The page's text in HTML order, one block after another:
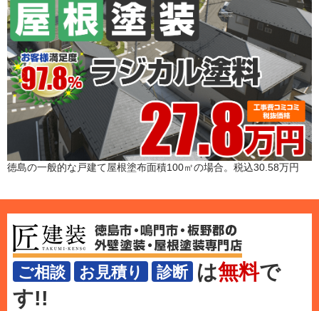
徳島の一般的な戸建て屋根塗布面積100㎡の場合。税込30.58万円
ご相談 お見積り 診断 は無料で
す!!